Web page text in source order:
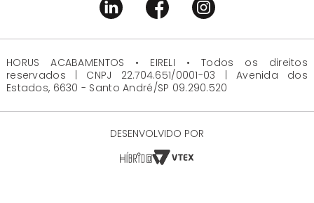
HORUS ACABAMENTOS • EIRELI • Todos os direitos
reservados | CNPJ 22.704.651/0001-03 | Avenida dos
Estados, 6630 - Santo André/SP 09.290.520
DESENVOLVIDO POR